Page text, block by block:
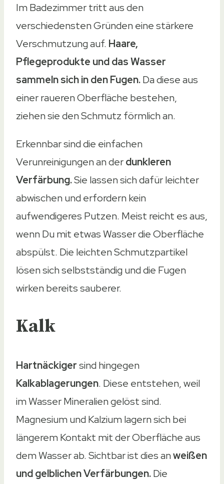
Im Badezimmer tritt aus den
verschiedensten Gründen eine stärkere
Verschmutzung auf. Haare,
Pflegeprodukte und das Wasser
sammeln sich in den Fugen.Da diese aus
einer raueren Oberfläche bestehen,
ziehen sie den Schmutz förmlich an.
Erkennbar sind die einfachen
Verunreinigungen an derdunkleren
Verfärbung.Sie lassen sich dafür leichter
abwischen und erfordern kein
aufwendigeres Putzen. Meist reicht es aus,
wenn Du mit etwas Wasser die Oberfläche
abspülst. Die leichten Schmutzpartikel
lösen sich selbstständig und die Fugen
wirken bereits sauberer.
Kalk
Hartnäckigersind hingegen
Kalkablagerungen. Diese entstehen, weil
im Wasser Mineralien gelöst sind.
Magnesium und Kalzium lagern sich bei
längerem Kontakt mit der Oberfläche aus
dem Wasser ab. Sichtbar ist dies anweißen
und gelblichen Verfärbungen.Die